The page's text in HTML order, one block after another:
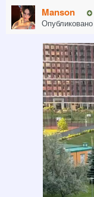
Manson
Опубликовано